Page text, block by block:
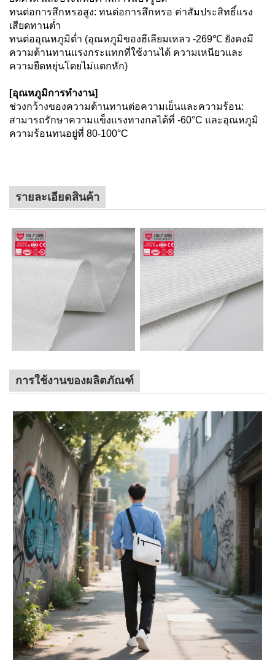
ทนต่อการสึกหรอสูง: ทนต่อการสึกหรอ ค่าสัมประสิทธิ์แรง
เสียดทานต่ำ
ทนต่ออุณหภูมิต่ำ (อุณหภูมิของฮีเลียมเหลว -269℃ ยังคงมี
ความต้านทานแรงกระแทกที่ใช้งานได้ ความเหนียวและ
ความยืดหยุ่นโดยไม่แตกหัก)
[อุณหภูมิการทำงาน]
ช่วงกว้างของความต้านทานต่อความเย็นและความร้อน:
สามารถรักษาความแข็งแรงทางกลได้ที่ -60°C และอุณหภูมิ
ความร้อนทนอยู่ที่ 80-100°C
รายละเอียดสินค้า
การใช้งานของผลิตภัณฑ์